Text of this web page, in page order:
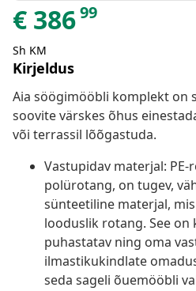
€ 38699
Sh KM
Kirjeldus
Aia söögimööbli komplekt on
soovite värskes õhus
või terrassil lõõgastuda.
Vastupidav materjal:
polürotang, on tugev,
sünteetiline materjal,
looduslik rotang. See on
puhastatav ning oma
ilmastikukindlate
seda sageli õuemööbli